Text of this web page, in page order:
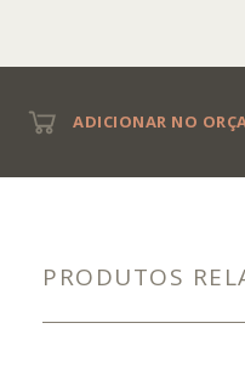
ADICIONAR NO
PRODUTOS